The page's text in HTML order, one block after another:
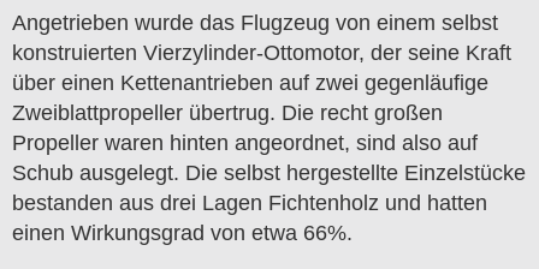
Angetrieben wurde das Flugzeug von einem selbst
konstruierten Vierzylinder-Ottomotor, der seine Kraft
über einen Kettenantrieben auf zwei gegenläufige
Zweiblattpropeller übertrug. Die recht großen
Propeller waren hinten angeordnet, sind also auf
Schub ausgelegt. Die selbst hergestellte Einzelstücke
bestanden aus drei Lagen Fichtenholz und hatten
einen Wirkungsgrad von etwa 66%.